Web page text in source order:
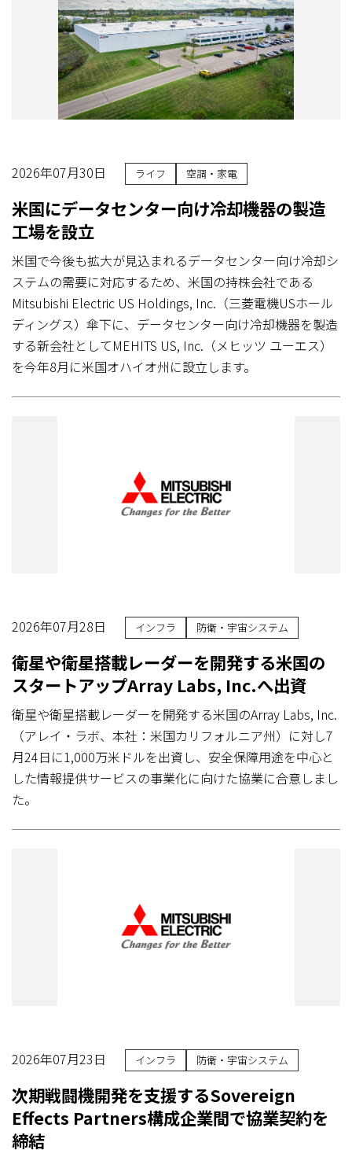
2026年07月30日 ライフ 空調・家電
米国にデータセンター向け冷却機器の製造
工場を設立
米国で今後も拡大が見込まれるデータセンター向け冷却シ
ステムの需要に対応するため、米国の持株会社である
Mitsubishi Electric US Holdings, Inc.（三菱電機USホール
ディングス）傘下に、データセンター向け冷却機器を製造
する新会社としてMEHITS US, Inc.（メヒッツ ユーエス）
を今年8月に米国オハイオ州に設立します。
2026年07月28日 インフラ 防衛・宇宙システム
衛星や衛星搭載レーダーを開発する米国の
スタートアップArray Labs, Inc.へ出資
衛星や衛星搭載レーダーを開発する米国のArray Labs, Inc.
（アレイ・ラボ、本社：米国カリフォルニア州）に対し7
月24日に1,000万米ドルを出資し、安全保障用途を中心と
した情報提供サービスの事業化に向けた協業に合意しまし
た。
2026年07月23日 インフラ 防衛・宇宙システム
次期戦闘機開発を支援するSovereign
Effects Partners構成企業間で協業契約を
締結